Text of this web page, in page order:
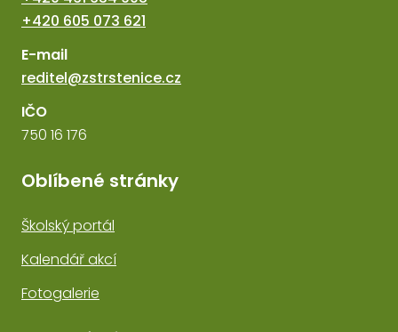
+420 605 073 621
E-mail
reditel@zstrstenice.cz
IČO
750 16 176
Oblíbené stránky
Školský portál
Kalendář akcí
Fotogalerie